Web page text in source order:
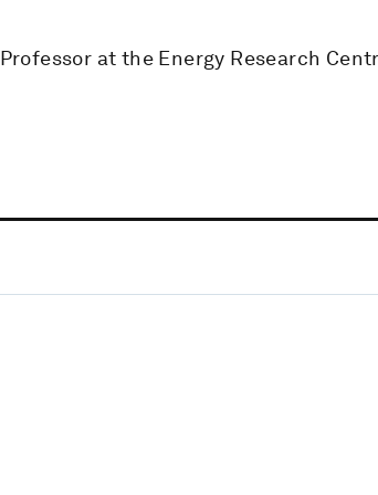
Professor at the Energy Research